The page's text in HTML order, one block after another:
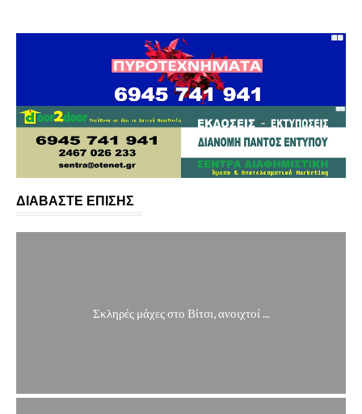
ΔΙΑΒΑΣΤΕ ΕΠΙΣΗΣ
Σκληρές μάχες στο Βίτσι, ανοιχτοί ...